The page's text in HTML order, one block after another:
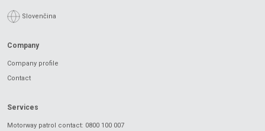
Slovenčina
Company
Company profile
Contact
Services
Motorway patrol contact: 0800 100 007